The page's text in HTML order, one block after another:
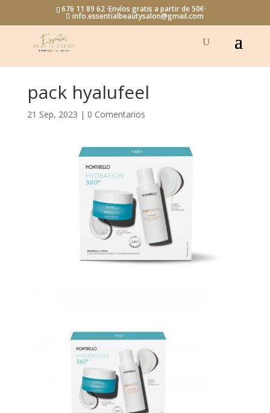
676 11 89 62 ·Envíos gratis a partir de 50€·
info.essentialbeautysalon@gmail.com
pack hyalufeel
21 Sep, 2023 | 0 Comentarios